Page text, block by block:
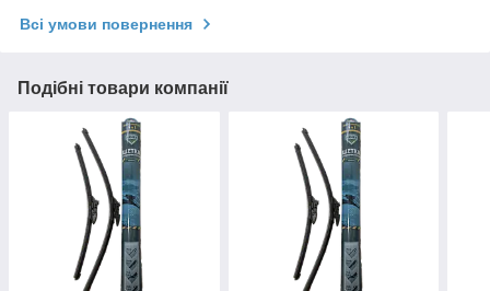
Всі умови повернення
Подібні товари компанії